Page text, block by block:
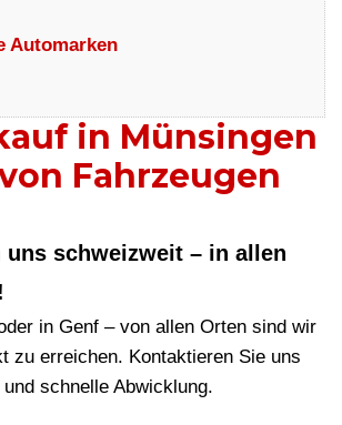
Automarken
in Münsingen
Fahrzeugen
uns schweizweit – in allen
in Genf – von allen Orten sind wir
zu erreichen. Kontaktieren Sie uns
schnelle Abwicklung.